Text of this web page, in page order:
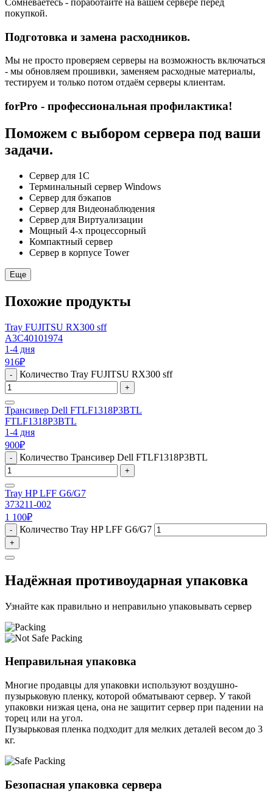
Сомневаетесь - поработайте на вашем сервере перед
покупкой.
Подготовка и замена расходников.
Мы не просто проверяем серверы на возможность включаться
- мы обновляем прошивки, заменяем расходные материалы,
тестируем и только потом отдаём серверы клиентам.
forPro - профессиональная профилактика!
Поможем с выбором сервера под ваши
задачи.
Сервер для 1С
Терминальный сервер Windows
Сервер для бэкапов
Сервер для Видеонаблюдения
Сервер для Виртуализации
Мощный 4-х процессорный
Компактный сервер
Сервер в корпусе Tower
Еще
Похожие продукты
Tray FUJITSU RX300 sff
A3C40101974
1-4 дня
916₽
- Количество Tray FUJITSU RX300 sff
+
Трансивер Dell FTLF1318P3BTL
FTLF1318P3BTL
1-4 дня
900₽
- Количество Трансивер Dell FTLF1318P3BTL
+
Tray HP LFF G6/G7
373211-002
1 100₽
- Количество Tray HP LFF G6/G7
+
Надёжная противоударная упаковка
Узнайте как правильно и неправильно упаковывать сервер
Неправильная упаковка
Многие продавцы для упаковки используют воздушно-
пузырьковую пленку, которой обматывают сервер. У такой
упаковки низкая цена, она не защитит сервер при падении на
торец или на угол.
Пузырьковая пленка подходит для мелких деталей весом до 3
кг.
Безопасная упаковка сервера